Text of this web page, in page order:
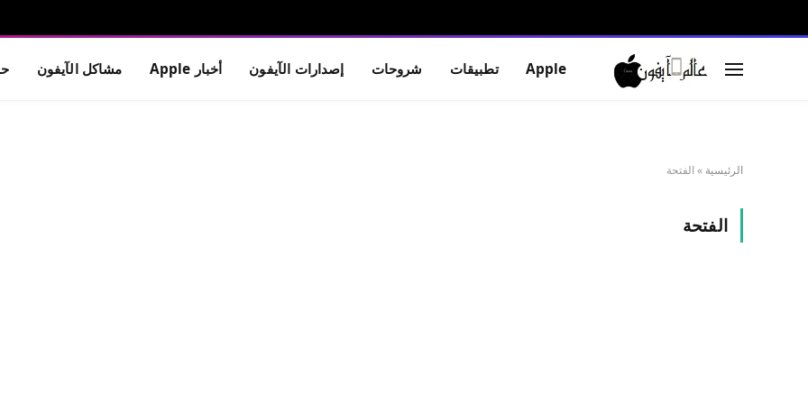
Apple تطبيقات شروحات إصدارات الآيفون أخبار Apple مشاكل الآيفون
الرئيسية » الفتحة
الفتحة